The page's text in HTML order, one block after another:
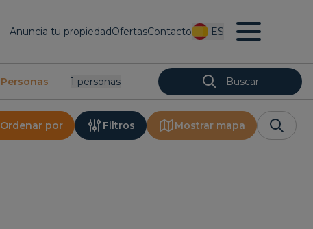
Anuncia tu propiedadOfertasContacto ES
Personas 1 Personas Buscar
Ordenar por Filtros Mostrar mapa